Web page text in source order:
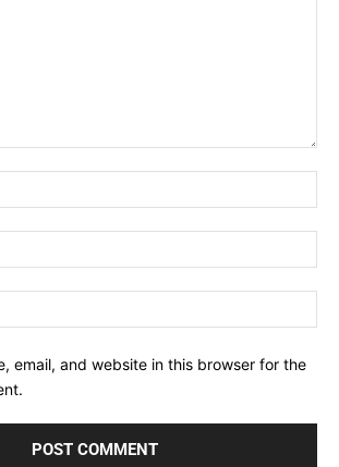
email, and website in this browser for the